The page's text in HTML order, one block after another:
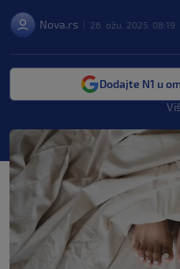
Nova.rs 26. ožu. 2025. 08:19
Dodajte N1 u